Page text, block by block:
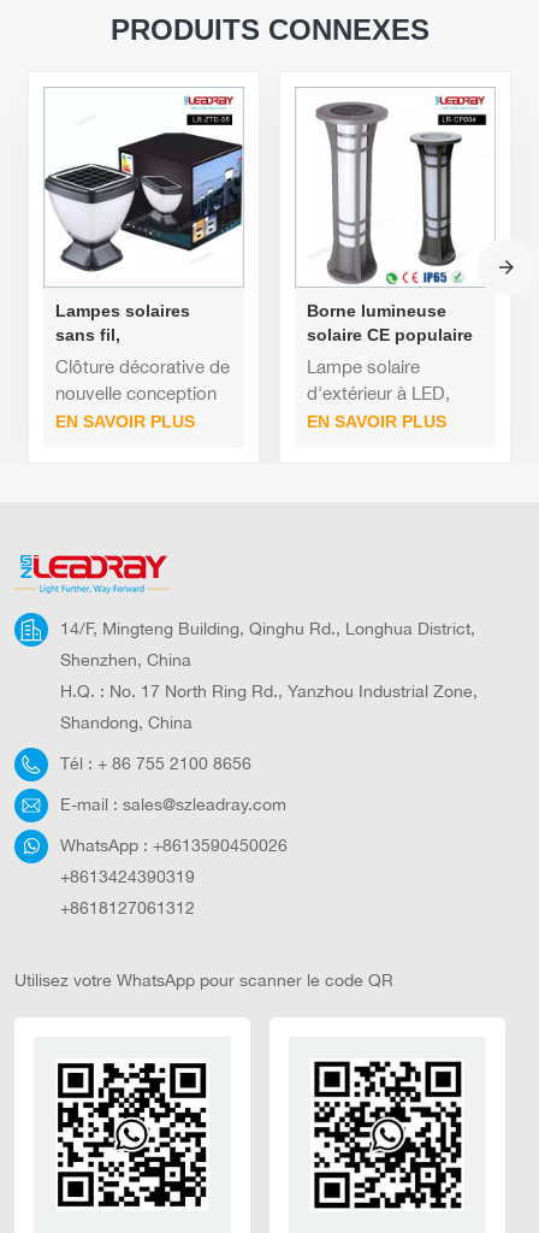
PRODUITS CONNEXES
Lampes solaires
sans fil,
automatiques, du
crépuscule à l'aube,
blanc chaud, pour
extérieur, rue,
Clôture décorative de
nouvelle conception
pour cour, étanche
EN SAVOIR PLUS
Borne lumineuse
solaire CE populaire
pour extérieur de
qualité commerciale
aluminium
Lampe solaire
d'extérieur à LED,
certifiée IP65
EN SAVOIR PLUS
14/F, Mingteng Building, Qinghu Rd., Longhua District,
Shenzhen, China
H.Q. : No. 17 North Ring Rd., Yanzhou Industrial Zone,
Shandong, China
Tél : + 86 755 2100 8656
E-mail : sales@szleadray.com
WhatsApp : +8613590450026
+8613424390319
+8618127061312
Utilisez votre WhatsApp pour scanner le code QR